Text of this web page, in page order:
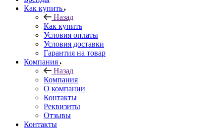
Как купить
Назад
Как купить
Условия оплаты
Условия доставки
Гарантия на товар
Компания
Назад
Компания
О компании
Контакты
Реквизиты
Отзывы
Контакты